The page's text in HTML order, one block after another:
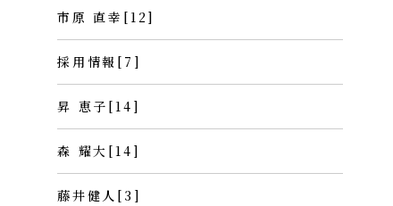
市原 直幸[12]
採用情報[7]
昇 恵子[14]
森 耀大[14]
藤井健人[3]